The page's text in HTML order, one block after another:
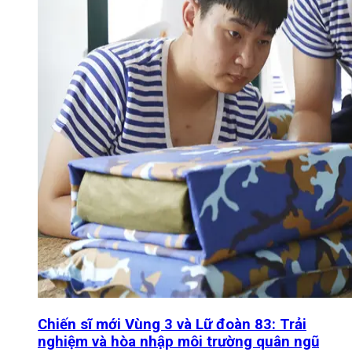
Chiến sĩ mới Vùng 3 và Lữ đoàn 83: Trải
nghiệm và hòa nhập môi trường quân ngũ